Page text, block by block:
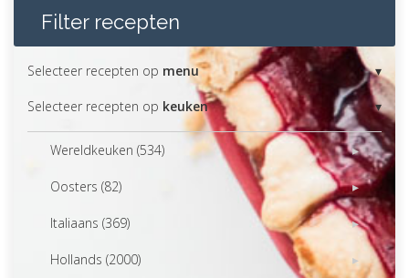
Filter recepten
Selecteer recepten op menu
Selecteer recepten op keuken
Wereldkeuken (534)
Oosters (82)
Italiaans (369)
Hollands (2000)